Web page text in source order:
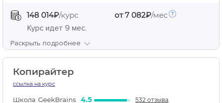
148 014₽/курс от 7 082₽/мес
Курс идет 9 мес.
Раскрыть подробнее
Копирайтер
ссылка на курс
Школа GeekBrains 4.5 532 отзыва